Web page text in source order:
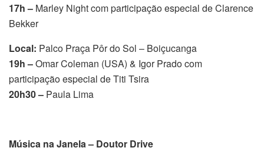
17h – Marley Night com participação especial de Clarence
Bekker
Local: Palco Praça Pôr do Sol – Boiçucanga
19h –Omar Coleman (USA) & Igor Prado com
participação especial de Titi Tsira
20h30 – Paula Lima
Música na Janela – Doutor Drive